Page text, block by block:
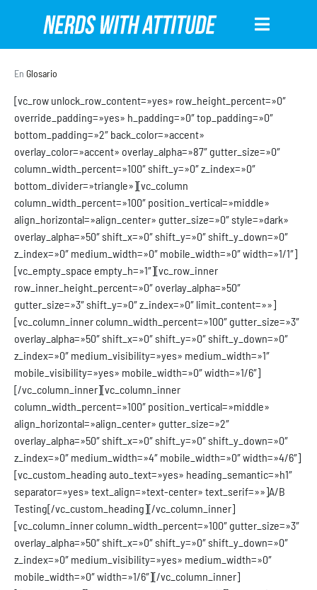
En Glosario
[vc_row unlock_row_content=»yes» row_height_percent=»0″
override_padding=»yes» h_padding=»0″ top_padding=»0″
bottom_padding=»2″ back_color=»accent»
overlay_color=»accent» overlay_alpha=»87″ gutter_size=»0″
column_width_percent=»100″ shift_y=»0″ z_index=»0″
bottom_divider=»triangle»][vc_column
column_width_percent=»100″ position_vertical=»middle»
align_horizontal=»align_center» gutter_size=»0″ style=»dark»
overlay_alpha=»50″ shift_x=»0″ shift_y=»0″ shift_y_down=»0″
z_index=»0″ medium_width=»0″ mobile_width=»0″ width=»1/1″]
[vc_empty_space empty_h=»1″][vc_row_inner
row_inner_height_percent=»0″ overlay_alpha=»50″
gutter_size=»3″ shift_y=»0″ z_index=»0″ limit_content=»»]
[vc_column_inner column_width_percent=»100″ gutter_size=»3″
overlay_alpha=»50″ shift_x=»0″ shift_y=»0″ shift_y_down=»0″
z_index=»0″ medium_visibility=»yes» medium_width=»1″
mobile_visibility=»yes» mobile_width=»0″ width=»1/6″]
[/vc_column_inner][vc_column_inner
column_width_percent=»100″ position_vertical=»middle»
align_horizontal=»align_center» gutter_size=»2″
overlay_alpha=»50″ shift_x=»0″ shift_y=»0″ shift_y_down=»0″
z_index=»0″ medium_width=»4″ mobile_width=»0″ width=»4/6″]
[vc_custom_heading auto_text=»yes» heading_semantic=»h1″
separator=»yes» text_align=»text-center» text_serif=»»]A/B
Testing[/vc_custom_heading][/vc_column_inner]
[vc_column_inner column_width_percent=»100″ gutter_size=»3″
overlay_alpha=»50″ shift_x=»0″ shift_y=»0″ shift_y_down=»0″
z_index=»0″ medium_visibility=»yes» medium_width=»0″
mobile_width=»0″ width=»1/6″][/vc_column_inner]